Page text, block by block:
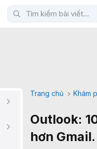
Trang chủ Khám
Outlook:
hơn Gmail.